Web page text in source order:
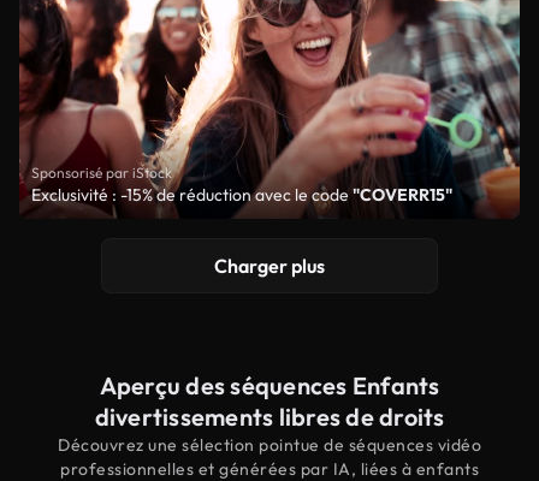
Sponsorisé par iStock
Exclusivité : -15% de réduction avec le code "COVERR15"
Charger plus
Aperçu des séquences Enfants
divertissements libres de droits
Découvrez une sélection pointue de séquences vidéo
professionnelles et générées par IA, liées à enfants